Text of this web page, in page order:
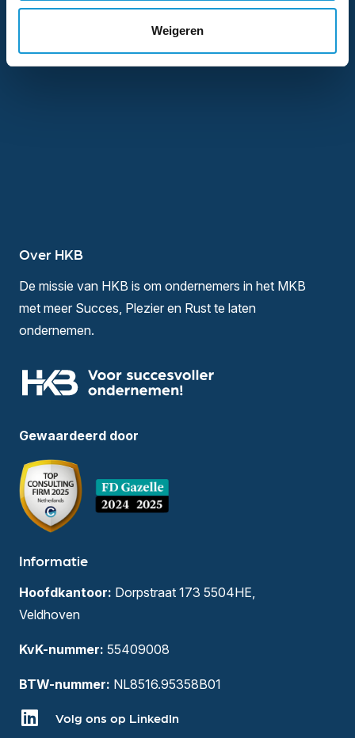
Weigeren
Bel ons direct
+31 40 402 1112
Over HKB
De missie van HKB is om ondernemers in het MKB
met meer Succes, Plezier en Rust te laten
ondernemen.
Gewaardeerd door
Informatie
Hoofdkantoor: Dorpstraat 173 5504HE,
Veldhoven
KvK-nummer: 55409008
BTW-nummer: NL8516.95358B01
Volg ons op LinkedIn